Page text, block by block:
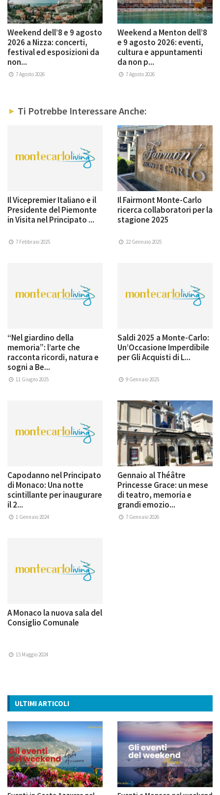
Weekend dell’8 e 9 agosto
2026 a Nizza: concerti,
festival ed esposizioni da
non...
7 Agosto 2026
Weekend a Menton dell’8
e 9 agosto 2026: eventi,
cultura e appuntamenti
da non p...
7 Agosto 2026
Ti Potrebbe Interessare Anche:
Il Vicepremier Italiano e il
Presidente del Piemonte
in Visita nel Principato ...
7 Febbraio 2025
Il Fairmont Monte-Carlo
ricerca collaboratori per la
stagione 2025
22 Gennaio 2025
“Nel giardino della
memoria”: l’arte che
racconta ricordi, natura e
sogni a Be...
11 Giugno 2025
Saldi 2025 a Monte-Carlo:
Un’Occasione Imperdibile
per Gli Acquisti di L...
9 Gennaio 2025
Capodanno nel Principato
di Monaco: Una notte
scintillante per inaugurare
il 2...
1 Gennaio 2024
Gennaio al Théâtre
Princesse Grace: un mese
di teatro, memoria e
grandi emozio...
7 Gennaio 2026
A Monaco la nuova sala del
Consiglio Comunale
15 Maggio 2024
ULTIMI ARTICOLI